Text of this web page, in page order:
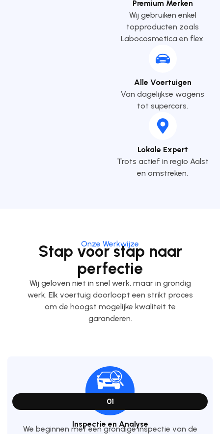
Premium Merken
Wij gebruiken enkel
topproducten zoals
Labocosmetica en flex.
Alle Voertuigen
Van dagelijkse wagens
tot supercars.
Lokale Expert
Trots actief in regio Aalst
en omstreken.
Onze Werkwijze
Stap voor stap naar
perfectie
Wij geloven niet in snel werk, maar in grondig
werk. Elk voertuig doorloopt een strikt proces
om de hoogst mogelijke kwaliteit te
garanderen.
01
Inspectie en Analyse
We beginnen met een grondige inspectie van de